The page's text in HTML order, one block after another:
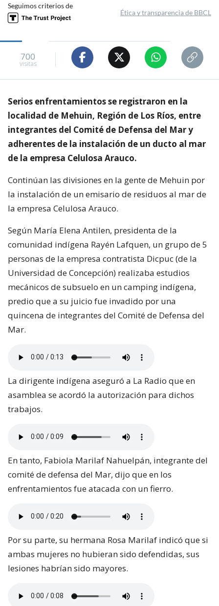
Seguimos criterios de
Ética y transparencia de BBCL
700
visitas
Serios enfrentamientos se registraron en la
localidad de Mehuin, Región de Los Ríos, entre
integrantes del Comité de Defensa del Mar y
adherentes de la instalación de un ducto al mar
de la empresa Celulosa Arauco.
Continúan las divisiones en la gente de Mehuin por
la instalación de un emisario de residuos al mar de
la empresa Celulosa Arauco.
Según María Elena Antilen, presidenta de la
comunidad indígena Rayén Lafquen, un grupo de 5
personas de la empresa contratista Dicpuc (de la
Universidad de Concepción) realizaba estudios
mecánicos de subsuelo en un camping indígena,
predio que a su juicio fue invadido por una
quincena de integrantes del Comité de Defensa del
Mar.
La dirigente indígena aseguró a La Radio que en
asamblea se acordó la autorización para dichos
trabajos.
En tanto, Fabiola Marilaf Nahuelpán, integrante del
comité de defensa del Mar, dijo que en los
enfrentamientos fue atacada con un fierro.
Por su parte, su hermana Rosa Marilaf indicó que si
ambas mujeres no hubieran sido defendidas, sus
lesiones habrían sido mayores.